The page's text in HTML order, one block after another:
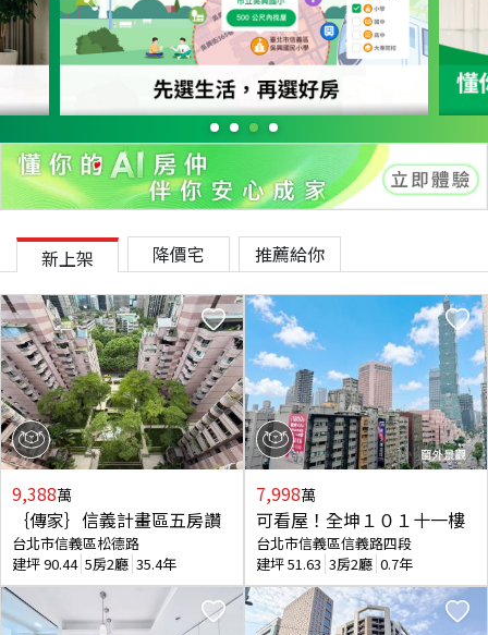
新上架 降價宅 推薦給你
9,388萬
｛傳家｝信義計畫區五房讚
台北市信義區松德路
建坪90.44 5房2廳 35.4年
7,998萬
可看屋！全坤１０１十一樓
台北市信義區信義路四段
建坪51.63 3房2廳 0.7年